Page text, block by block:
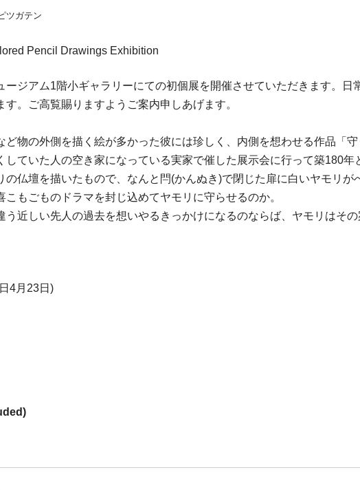
ツガテン
Pencil Drawings Exhibition
ージアム1階小ギャラリーにての初個展を開催させていただきます。
す。ご高覧賜りますようご案内申しあげます。
ど物の外側を描く絵が多かった彼には珍しく、内側を想わせる作品「守
していた人の空き家になっている実家で催した展示会に行って築180
の仏壇を描いたもので、なんと閂(かんぬき)で閉じた扉に白いヤモリが
こもごものドラマを封じ込めてヤモリに守らせるのか。
う近しい先人の過去を想いやるきっかけになるのならば、ヤモリはその
4月23日)